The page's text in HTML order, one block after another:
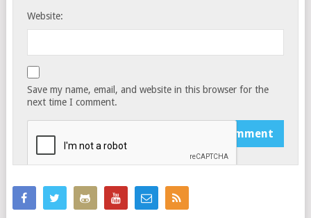
Website:
Save my name, email, and website in this browser for the
next time I comment.